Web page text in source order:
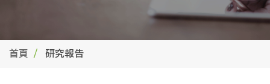
首頁 研究報告